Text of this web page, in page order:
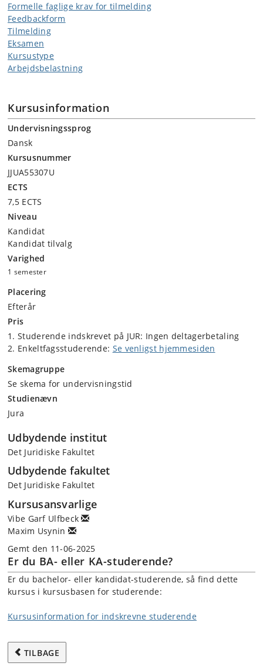
Formelle faglige krav for tilmelding
Feedbackform
Tilmelding
Eksamen
Kursustype
Arbejdsbelastning
Kursusinformation
Undervisningssprog
Dansk
Kursusnummer
JJUA55307U
ECTS
7,5 ECTS
Niveau
Kandidat
Kandidat tilvalg
Varighed
1 semester
Placering
Efterår
Pris
Studerende indskrevet på JUR: Ingen deltagerbetaling
Enkeltfagsstuderende: Se venligst hjemmesiden
Skemagruppe
Se skema for undervisningstid
Studienævn
Jura
Udbydende institut
Det Juridiske Fakultet
Udbydende fakultet
Det Juridiske Fakultet
Kursusansvarlige
Vibe Garf Ulfbeck
Maxim Usynin
Gemt den 11-06-2025
Er du BA- eller KA-studerende?
Er du bachelor- eller kandidat-studerende, så find dette
kursus i kursusbasen for studerende:
Kursusinformation for indskrevne studerende
TILBAGE